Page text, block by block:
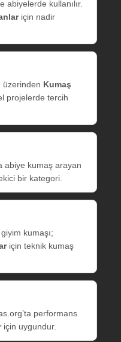
kullanılır.
için nadir
üzerinden Kumaş
projelerde tercih
abiye kumaş arayan
bir kategori.
kumaşı;
için teknik kumaş
performans
için uygundur.